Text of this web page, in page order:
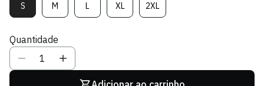
SVariante
Esgotada
Indisponível
MVariante
Esgotada
Indisponível
LVariante
Esgotada
XLVariante
Esgotada
2XLVariante
Esgotada
Quantidade